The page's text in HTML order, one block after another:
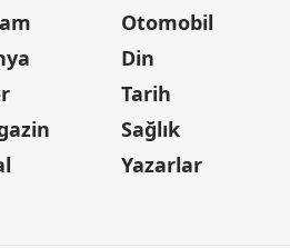
Otomobil
Din
Tarih
Sağlık
Yazarlar